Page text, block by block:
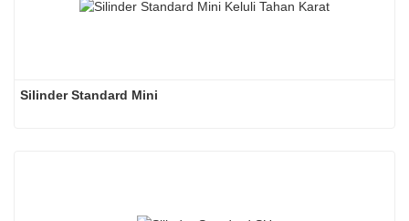
Silinder Standard Mini